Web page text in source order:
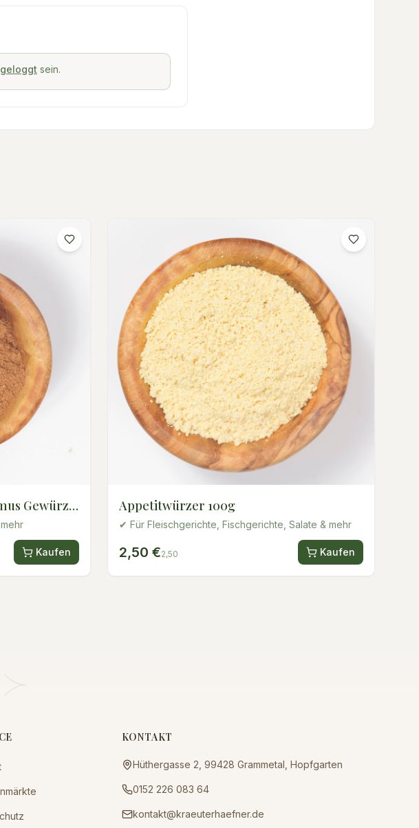
sein.
Gewürz
Kaufen
Appetitwürzer 100g
✔ Für Fleischgerichte, Fischgerichte, Salate & mehr
2,50 €2,50 Kaufen
KONTAKT
Hüthergasse 2, 99428 Grammetal, Hopfgarten
0152 226 083 64
kontakt@kraeuterhaefner.de